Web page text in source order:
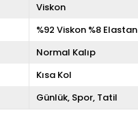
Viskon
%92 Viskon %8 Elastan
Normal Kalıp
Kısa Kol
Günlük Spor Tatil